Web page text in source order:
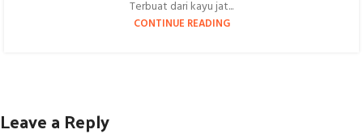
Terbuat dari kayu jat...
CONTINUE READING
Leave a Reply